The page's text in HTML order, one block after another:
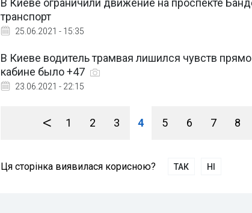
В Киеве ограничили движение на проспекте
транспорт
25.06.2021 - 15:35
В Киеве водитель трамвая лишился чувств
кабине было +47
23.06.2021 - 22:15
< 1 2 3 4 5 6 7 8
Ця сторінка виявилася корисною? ТАК НІ